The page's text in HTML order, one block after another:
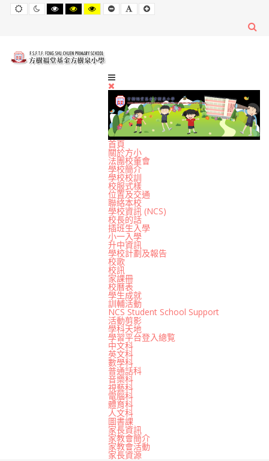
Default
mode
Night
mode
High
Contrast
High
Contrast
High
Contrast
Set
Smaller
Set
Default
Set
Larger
首頁
關於方小
法團校董會
學校簡介
學校校訓
校服式樣
位置及交通
聯絡本校
學校資訊 (NCS)
校長的話
插班生入學
小一入學
升中資訊
學校計劃及報告
校歌
校訊
家課冊
校曆表
學生成就
訓輔活動
NCS Student School Support
活動剪影
學科天地
學習平台登入總覧
中文科
英文科
數學科
普通話科
音樂科
視藝科
電腦科
體育科
人文科
圖書課
家長資訊
家教會簡介
家教會活動
家長資源